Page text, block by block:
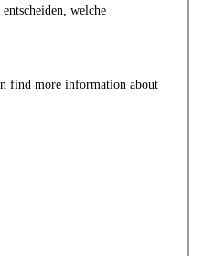
welche
find more information about